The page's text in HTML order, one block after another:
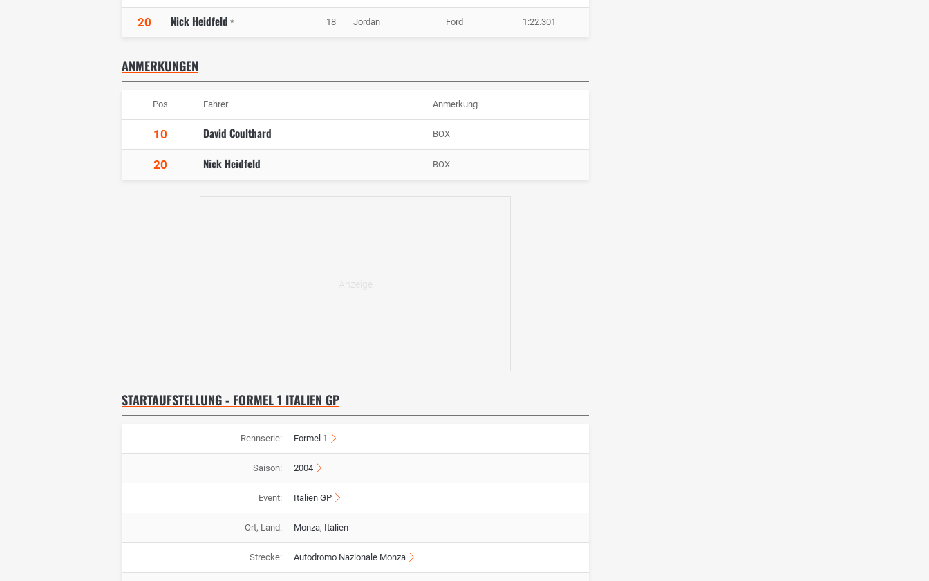
20 Nick Heidfeld * 18 Jordan Ford 1:22.301
ANMERKUNGEN
Pos Fahrer Anmerkung
10 David Coulthard BOX
20 Nick Heidfeld BOX
STARTAUFSTELLUNG - FORMEL 1 ITALIEN GP
Rennserie: Formel 1
Saison: 2004
Event: Italien GP
Ort, Land: Monza, Italien
Strecke: Autodromo Nazionale Monza